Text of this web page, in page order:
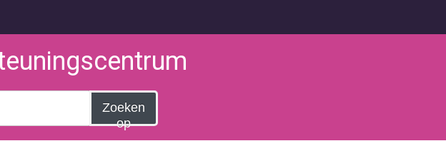
Zoeken
op